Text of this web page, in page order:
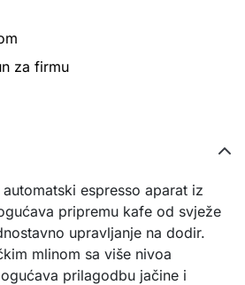
za firmu
espresso aparat iz
pripremu kafe od svježe
upravljanje na dodir.
mlinom sa više nivoa
prilagodbu jačine i